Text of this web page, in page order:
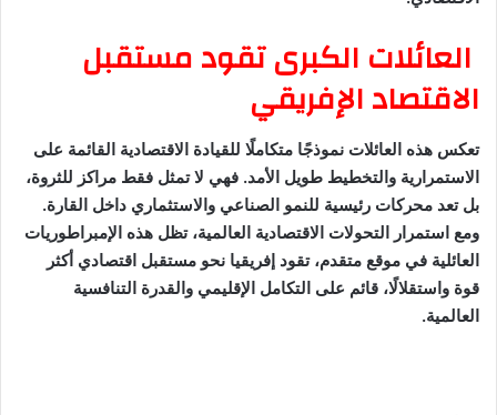
العائلات الكبرى تقود مستقبل
الاقتصاد الإفريقي
تعكس هذه العائلات نموذجًا متكاملًا للقيادة الاقتصادية القائمة على
الاستمرارية والتخطيط طويل الأمد. فهي لا تمثل فقط مراكز للثروة،
بل تعد محركات رئيسية للنمو الصناعي والاستثماري داخل القارة.
ومع استمرار التحولات الاقتصادية العالمية، تظل هذه الإمبراطوريات
العائلية في موقع متقدم، تقود إفريقيا نحو مستقبل اقتصادي أكثر
قوة واستقلالًا، قائم على التكامل الإقليمي والقدرة التنافسية
العالمية.